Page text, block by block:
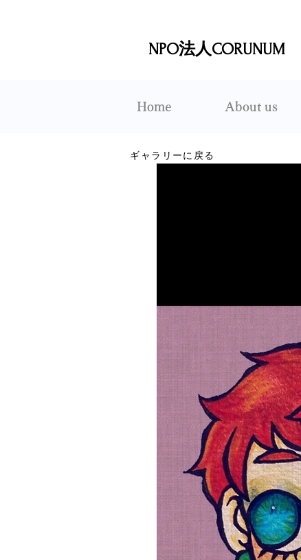
NPO法人CORUNUM
Home About us
ギャラリーに戻る